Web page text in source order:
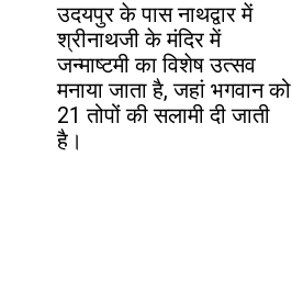
उदयपुर के पास नाथद्वार में
श्रीनाथजी के मंदिर में
जन्माष्टमी का विशेष उत्सव
मनाया जाता है, जहां भगवान को
21 तोपों की सलामी दी जाती
है।